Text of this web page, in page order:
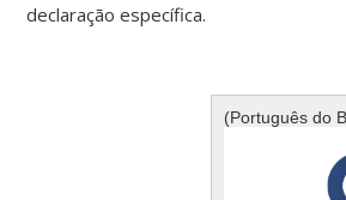
declaração específica.
(Português do